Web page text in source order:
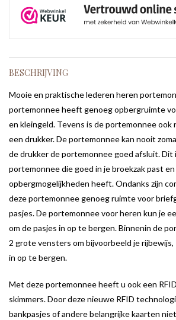
BESCHRIJVING
Mooie en praktische lederen heren
portemonnee heeft genoeg opbergruimte
en kleingeld. Tevens is de portemonnee ook
een drukker. De portemonnee kan nooit
de drukker de portemonnee goed afsluit. Dit
portemonnee die goed in je broekzak past
opbergmogelijkheden heeft. Ondanks zijn
deze portemonnee genoeg ruimte voor
pasjes. De portemonnee voor heren kun je
om de pasjes in op te bergen. Binnenin de
2 grote vensters om bijvoorbeeld je
in op te bergen.
Met deze portemonnee heeft u ook een
skimmers. Door deze nieuwe RFID
bankpasjes of andere belangrijke kaarten